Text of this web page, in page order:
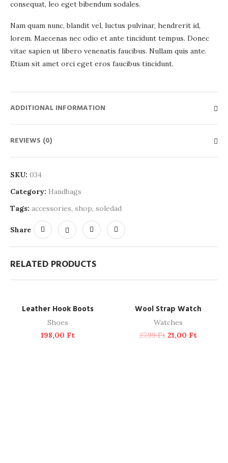
consequat, leo eget bibendum sodales.
Nam quam nunc, blandit vel, luctus pulvinar, hendrerit id,
lorem. Maecenas nec odio et ante tincidunt tempus. Donec
vitae sapien ut libero venenatis faucibus. Nullam quis ante.
Etiam sit amet orci eget eros faucibus tincidunt.
ADDITIONAL INFORMATION
REVIEWS (0)
SKU: 034
Category: Handbags
Tags: accessories, shop, soledad
Share
RELATED PRODUCTS
ADD TO CART
Leather Hook Boots
Shoes
198,00 Ft
-25%
ADD TO CART
Wool Strap Watch
Watches
27,99Ft 21,00 Ft